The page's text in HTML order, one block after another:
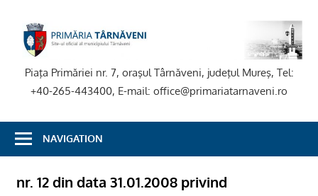
content
Piaţa Primăriei nr. 7, oraşul Târnăveni, judeţul Mureş, Tel:
+40-265-443400, E-mail: office@primariatarnaveni.ro
NAVIGATION
nr. 12 din data 31.01.2008 privind